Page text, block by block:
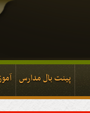
پینت بال مدارس